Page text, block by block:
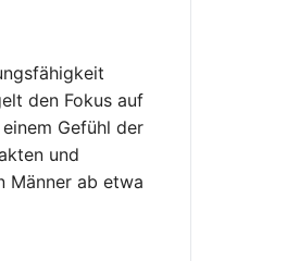
den Fokus auf
Gefühl der
und
Männer ab etwa